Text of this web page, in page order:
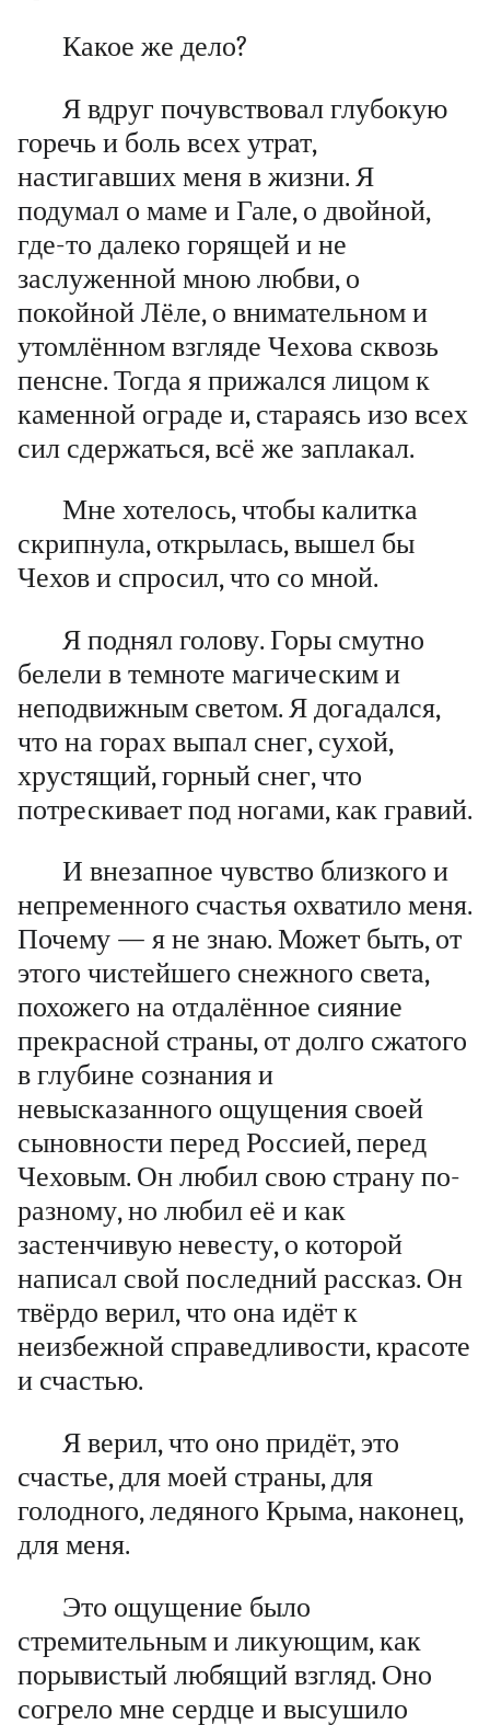
Какое же дело?
Я вдруг почувствовал глубокую
горечь и боль всех утрат,
настигавших меня в жизни. Я
подумал о маме и Гале, о двойной,
где-то далеко горящей и не
заслуженной мною любви, о
покойной Лёле, о внимательном и
утомлённом взгляде Чехова сквозь
пенсне. Тогда я прижался лицом к
каменной ограде и, стараясь изо всех
сил сдержаться, всё же заплакал.
Мне хотелось, чтобы калитка
скрипнула, открылась, вышел бы
Чехов и спросил, что со мной.
Я поднял голову. Горы смутно
белели в темноте магическим и
неподвижным светом. Я догадался,
что на горах выпал снег, сухой,
хрустящий, горный снег, что
потрескивает под ногами, как гравий.
И внезапное чувство близкого и
непременного счастья охватило меня.
Почему — я не знаю. Может быть, от
этого чистейшего снежного света,
похожего на отдалённое сияние
прекрасной страны, от долго сжатого
в глубине сознания и
невысказанного ощущения своей
сыновности перед Россией, перед
Чеховым. Он любил свою страну по-
разному, но любил её и как
застенчивую невесту, о которой
написал свой последний рассказ. Он
твёрдо верил, что она идёт к
неизбежной справедливости, красоте
и счастью.
Я верил, что оно придёт, это
счастье, для моей страны, для
голодного, ледяного Крыма, наконец,
для меня.
Это ощущение было
стремительным и ликующим, как
порывистый любящий взгляд. Оно
согрело мне сердце и высушило